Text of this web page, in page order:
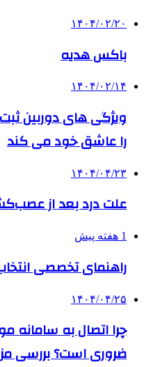
۱۴۰۴/۰۲/۲۰
باکس هدیه
۱۴۰۴/۰۲/۱۴
ویژگی های دوربین
را عاشق خود می کند
۱۴۰۴/۰۴/۲۳
علت درد بعد از
1 هفته پیش
راهنمای تخصصی
۱۴۰۴/۰۴/۲۵
چرا اتصال به سامانه
ضروری است؟ بررسی